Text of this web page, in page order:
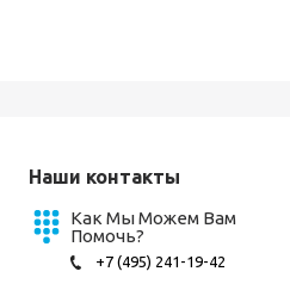
Наши контакты
Как Мы Можем Вам
Помочь?
+7 (495) 241-19-42